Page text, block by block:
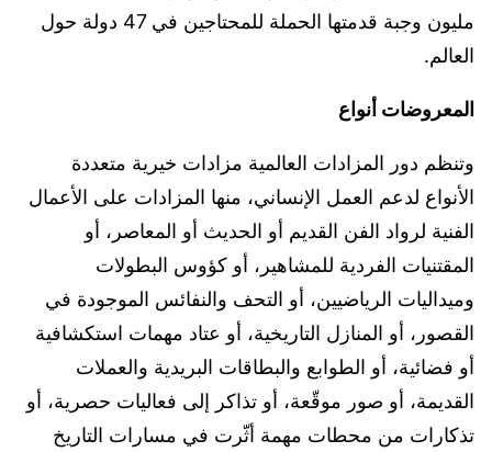
مليون وجبة قدمتها الحملة للمحتاجين في 47 دولة حول
العالم.
المعروضات أنواع
وتنظم دور المزادات العالمية مزادات خيرية متعددة
الأنواع لدعم العمل الإنساني، منها المزادات على الأعمال
الفنية لرواد الفن القديم أو الحديث أو المعاصر، أو
المقتنيات الفردية للمشاهير، أو كؤوس البطولات
وميداليات الرياضيين، أو التحف والنفائس الموجودة في
القصور، أو المنازل التاريخية، أو عتاد مهمات استكشافية
أو فضائية، أو الطوابع والبطاقات البريدية والعملات
القديمة، أو صور موقّعة، أو تذاكر إلى فعاليات حصرية، أو
تذكارات من محطات مهمة أثّرت في مسارات التاريخ